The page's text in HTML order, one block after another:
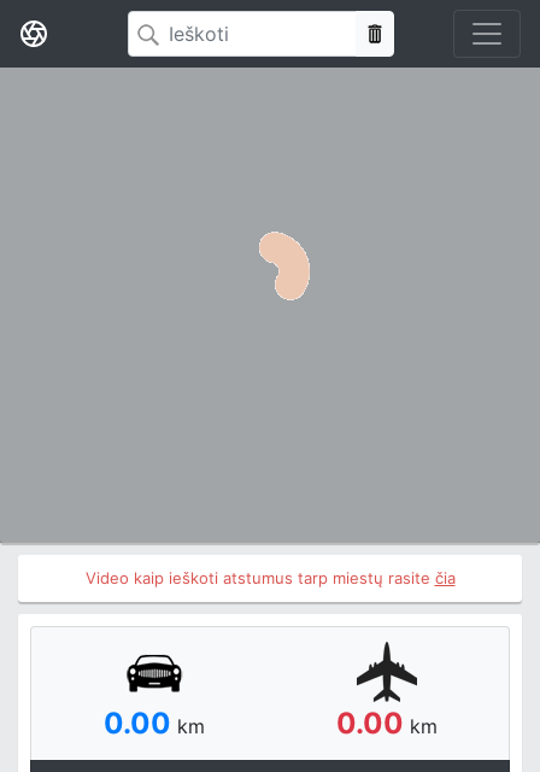
Video kaip ieškoti atstumus tarp miestų rasite čia
0.00 km 0.00 km